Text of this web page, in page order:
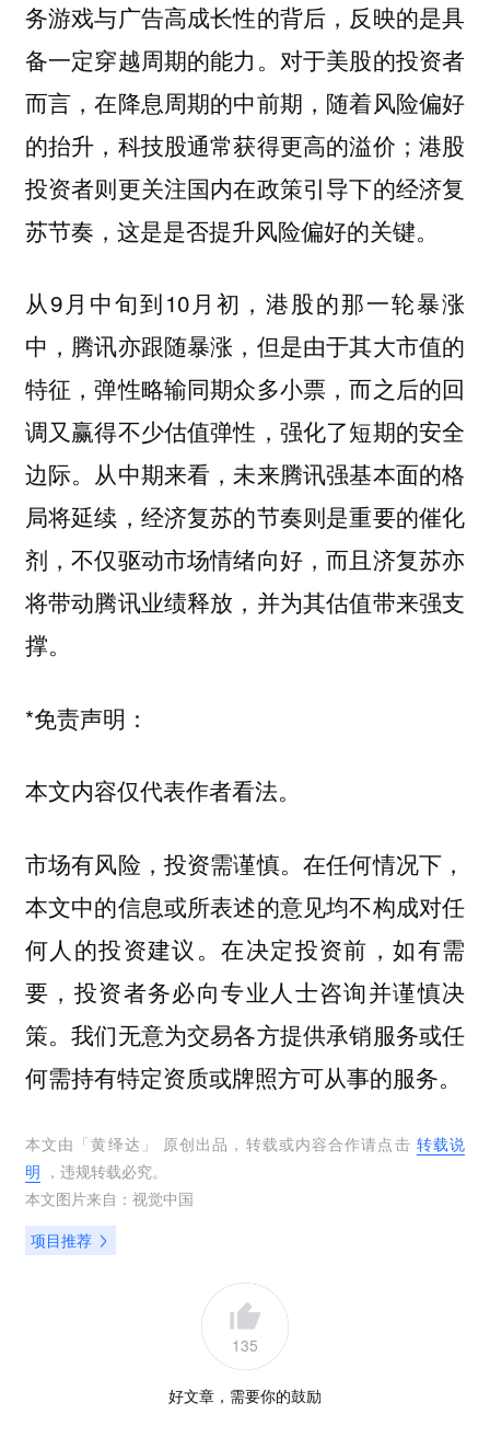
务游戏与广告高成长性的背后，反映的是具
备一定穿越周期的能力。对于美股的投资者
而言，在降息周期的中前期，随着风险偏好
的抬升，科技股通常获得更高的溢价；港股
投资者则更关注国内在政策引导下的经济复
苏节奏，这是是否提升风险偏好的关键。
从9月中旬到10月初，港股的那一轮暴涨
中，腾讯亦跟随暴涨，但是由于其大市值的
特征，弹性略输同期众多小票，而之后的回
调又赢得不少估值弹性，强化了短期的安全
边际。从中期来看，未来腾讯强基本面的格
局将延续，经济复苏的节奏则是重要的催化
剂，不仅驱动市场情绪向好，而且济复苏亦
将带动腾讯业绩释放，并为其估值带来强支
撑。
*免责声明：
本文内容仅代表作者看法。
市场有风险，投资需谨慎。在任何情况下，
本文中的信息或所表述的意见均不构成对任
何人的投资建议。在决定投资前，如有需
要，投资者务必向专业人士咨询并谨慎决
策。我们无意为交易各方提供承销服务或任
何需持有特定资质或牌照方可从事的服务。
本文由「黄绎达 」 原创出品，转载或内容合作请点击 转载说
明 ，违规转载必究。
本文图片来自： 视觉中国
项目推荐
135
好文章，需要你的鼓励